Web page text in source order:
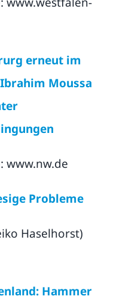
erneut im
Moussa
www.nw.de
Probleme
Haselhorst)
Hammer